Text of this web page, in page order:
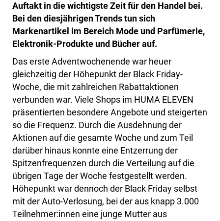
Auftakt in die wichtigste Zeit für den Handel bei.
Bei den diesjährigen Trends tun sich
Markenartikel im Bereich Mode und Parfümerie,
Elektronik-Produkte und Bücher auf.
Das erste Adventwochenende war heuer
gleichzeitig der Höhepunkt der Black Friday-
Woche, die mit zahlreichen Rabattaktionen
verbunden war. Viele Shops im HUMA ELEVEN
präsentierten besondere Angebote und steigerten
so die Frequenz. Durch die Ausdehnung der
Aktionen auf die gesamte Woche und zum Teil
darüber hinaus konnte eine Entzerrung der
Spitzenfrequenzen durch die Verteilung auf die
übrigen Tage der Woche festgestellt werden.
Höhepunkt war dennoch der Black Friday selbst
mit der Auto-Verlosung, bei der aus knapp 3.000
Teilnehmer:innen eine junge Mutter aus